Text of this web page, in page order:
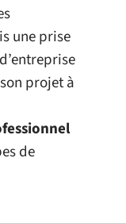
une prise
projet à
de